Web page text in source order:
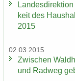
keit des
2015
02.03.2015
Zwi­schen
und Rad­weg